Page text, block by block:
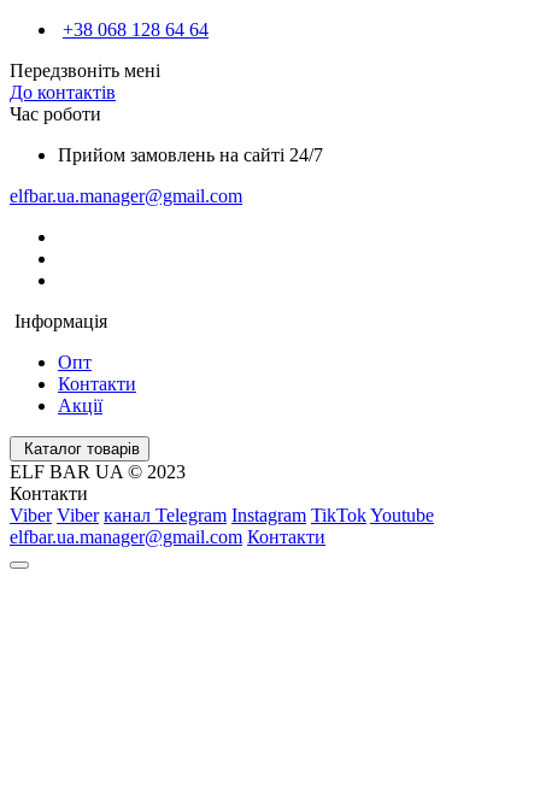
+38 068 128 64 64
Передзвоніть мені
До контактів
Час роботи
Прийом замовлень на сайті 24/7
elfbar.ua.manager@gmail.com
Інформація
Опт
Контакти
Акції
Каталог товарів
ELF BAR UA © 2023
Контакти
Viber Viber канал Telegram Instagram TikTokYoutube
elfbar.ua.manager@gmail.com Контакти